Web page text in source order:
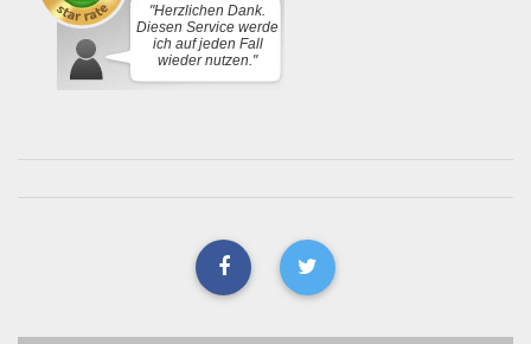
"Herzlichen Dank.
Diesen Service werde
ich auf jeden Fall
wieder nutzen."